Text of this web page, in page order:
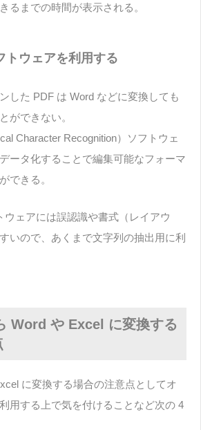
るまでの時間が表示される。
トウェアを利用する
した PDF は Word などに変換しても
ができない。
Character Recognition）ソフトウェ
ータ化することで編集可能なフォーマ
できる。
ウェアには誤認識や書式（レイアウ
いので、あくまで文字列の抽出用に利
Word や Excel に変換する
に変換する場合の注意点としてオ
用する上で気を付けることなど次の 4